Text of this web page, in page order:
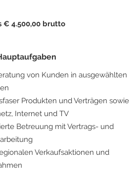
€ 4.500,00 brutto
von Kunden in ausgewählten
Produkten und Verträgen sowie
Internet und TV
Betreuung mit Vertrags- und
Verkaufsaktionen und